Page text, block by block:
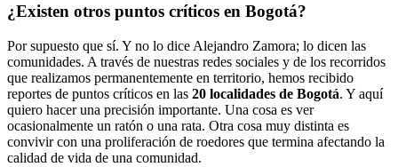
¿Existen otros puntos críticos en Bogotá?
Por supuesto que sí. Y no lo dice Alejandro Zamora; lo dicen las
comunidades. A través de nuestras redes sociales y de los recorridos
que realizamos permanentemente en territorio, hemos recibido
reportes de puntos críticos en las 20 localidades de Bogotá. Y aquí
quiero hacer una precisión importante. Una cosa es ver
ocasionalmente un ratón o una rata. Otra cosa muy distinta es
convivir con una proliferación de roedores que termina afectando la
calidad de vida de una comunidad.